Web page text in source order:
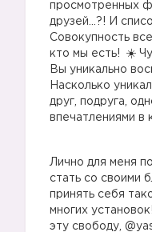
просмотренных
друзей...?! И
Совокупность
кто мы есть!
Вы уникально
Насколько
друг, подруга,
впечатлениями в
Лично для меня
стать со своими
принять себя
многих
эту свободу,